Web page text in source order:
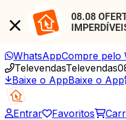
08.08
WhatsAppCompre pelo
TelevendasTelevendas
Baixe o AppBaixe o App
Entrar Favoritos